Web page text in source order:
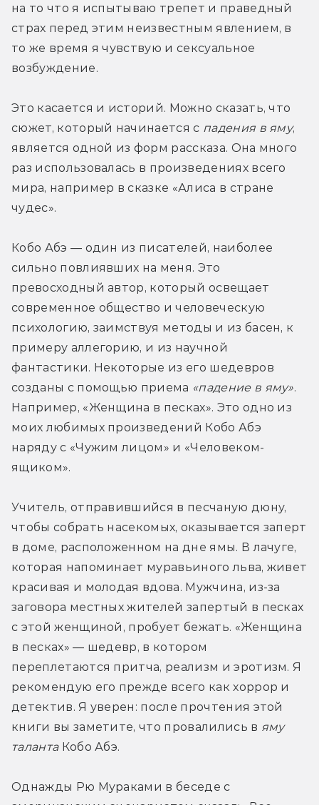
на то что я испытываю трепет и праведный
страх перед этим неизвестным явлением, в
то же время я чувствую и сексуальное
возбуждение.
Это касается и историй. Можно сказать, что
сюжет, который начинается с падения в яму,
является одной из форм рассказа. Она много
раз использовалась в произведениях всего
мира, например в сказке «Алиса в стране
чудес».
Кобо Абэ — один из писателей, наиболее
сильно повлиявших на меня. Это
превосходный автор, который освещает
современное общество и человеческую
психологию, заимствуя методы и из басен, к
примеру аллегорию, и из научной
фантастики. Некоторые из его шедевров
созданы с помощью приема «падение в яму».
Например, «Женщина в песках». Это одно из
моих любимых произведений Кобо Абэ
наряду с «Чужим лицом» и «Человеком-
ящиком».
Учитель, отправившийся в песчаную дюну,
чтобы собрать насекомых, оказывается заперт
в доме, расположенном на дне ямы. В лачуге,
которая напоминает муравьиного льва, живет
красивая и молодая вдова. Мужчина, из-за
заговора местных жителей запертый в песках
с этой женщиной, пробует бежать. «Женщина
в песках» — шедевр, в котором
переплетаются притча, реализм и эротизм. Я
рекомендую его прежде всего как хоррор и
детектив. Я уверен: после прочтения этой
книги вы заметите, что провалились в яму
таланта Кобо Абэ.
Однажды Рю Мураками в беседе с